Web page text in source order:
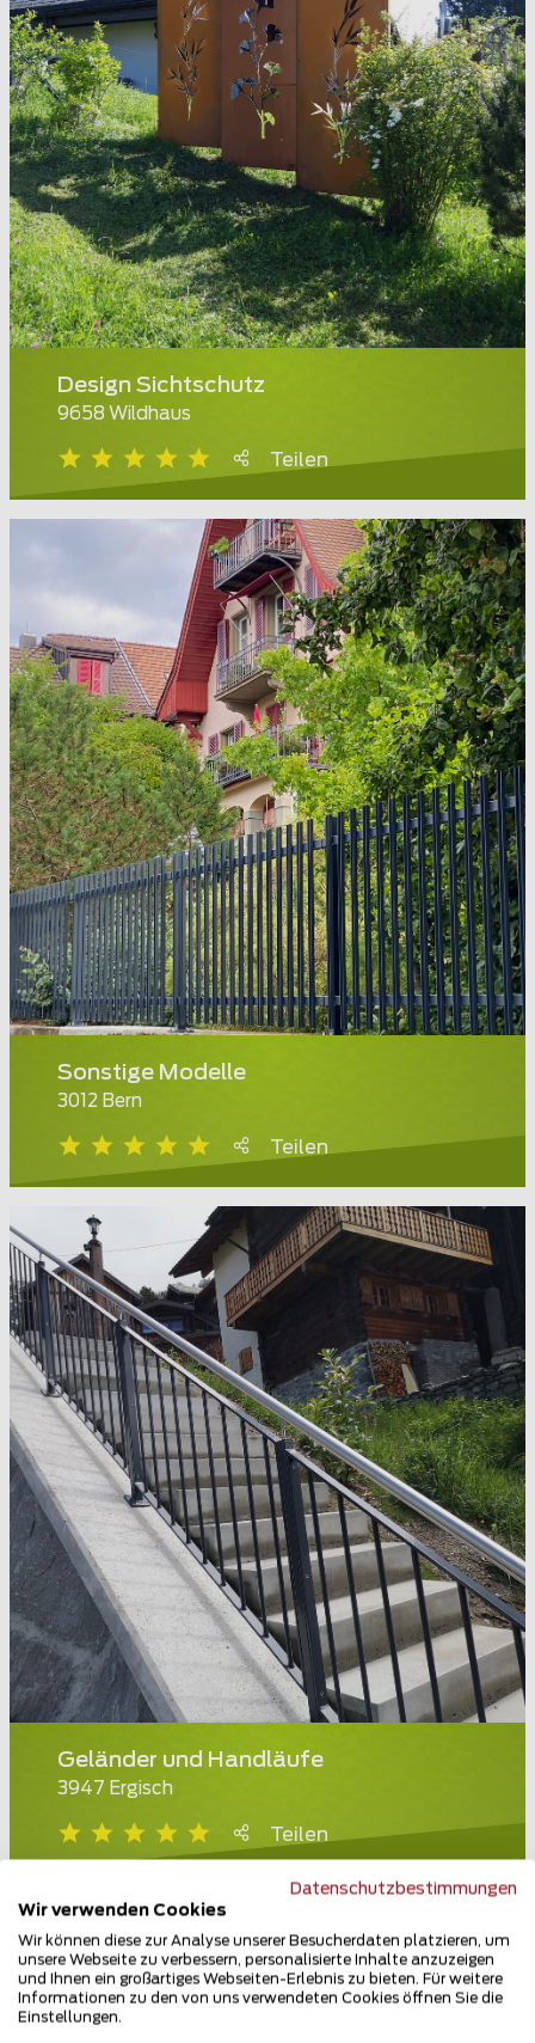
Design Sichtschutz
9658 Wildhaus
Teilen
Sonstige Modelle
3012 Bern
Teilen
Geländer und Handläufe
3947 Ergisch
Teilen
Datenschutzbestimmungen
Wir verwenden Cookies
Wir können diese zur Analyse unserer Besucherdaten platzieren, um
unsere Webseite zu verbessern, personalisierte Inhalte anzuzeigen
und Ihnen ein großartiges Webseiten-Erlebnis zu bieten. Für weitere
Informationen zu den von uns verwendeten Cookies öffnen Sie die
Einstellungen.